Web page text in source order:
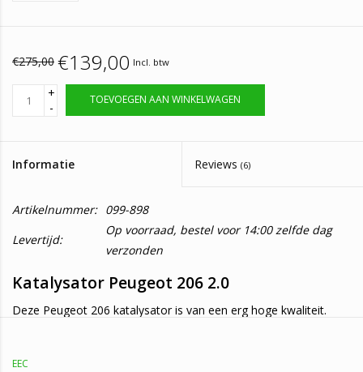
€275,00 €139,00 Incl. btw
+
-
TOEVOEGEN AAN WINKELWAGEN
Informatie Reviews (6)
Artikelnummer: 099-898
Levertijd:
Op voorraad, bestel voor 14:00 zelfde dag
verzonden
Katalysator Peugeot 206 2.0
Deze Peugeot 206 katalysator is van een erg hoge kwaliteit.
EEC